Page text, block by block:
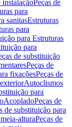
instalaçãoPeças de
para
sanitasEstruturas
para
para Estruturas
para
de substituição
Peças de
fixaçõesPeças de
Autoclismos
para
AcopladoPeças de
de substituição para
alturaPeças de